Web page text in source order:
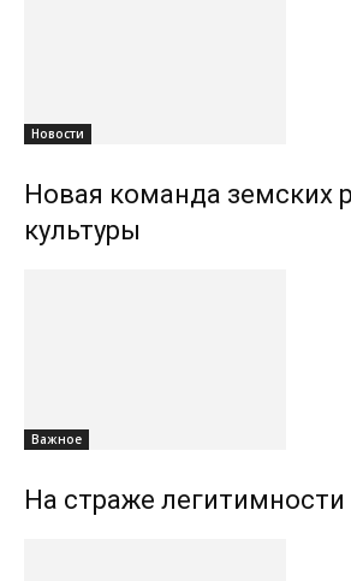
Новости
Новая команда земских
культуры
Важное
На страже легитимности